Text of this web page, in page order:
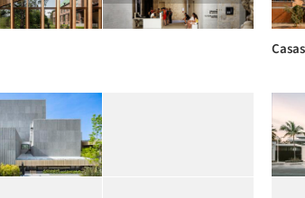
Casas